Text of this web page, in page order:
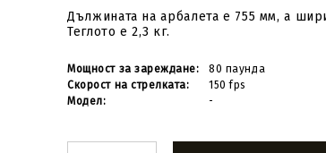
Дължината на арбалета е 755 мм, а
Теглото е 2,3 кг.
Мощност за зареждане:
80 паунда
Скорост на стрелката:
150 fps
Модел:
-